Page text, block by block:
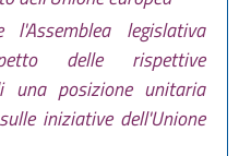
legislativa
delle rispettive
una posizione unitaria
iniziative dell'Unione